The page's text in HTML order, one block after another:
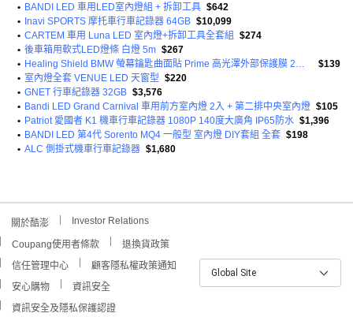
• BANDI LED 車用LED室內燈組 + 拆卸工具 $642
• Inavi SPORTS 摩托車行車記錄器 64GB $10,099
• CARTEM 車用 Luna LED 室內燈+拆卸工具全套組
$274
• 後車箱用軟式LED燈條 白燈 5m $267
•
$139
• 室內燈全套 VENUE LED 天窗型 $220
• GNET 行車紀錄器 32GB $3,576
• Bandi LED Grand Carnival 車用前方室內燈 2入 + 第二排中央室內燈 $105
• Patriot 愛國者 K1 機車行車記錄器 1080P 140度大廣角 IP65防水 $1,396
• BANDI LED 第4代 Sorento MQ4 一般型 室內燈 DIY套組 全套 $198
• ALC 側掛式機車行車記錄器 $1,680
關於酷澎 Investor Relations
Coupang使用者條款
退換貨政策
信任管理中心
顧客隱私權政策通知
安心購物
資訊安全
資訊安全及隱私保護認證
Global Site